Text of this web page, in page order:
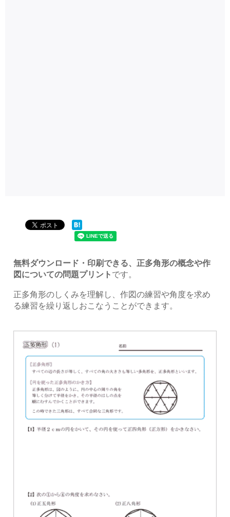
無料ダウンロード・印刷できる、正多角形の概念や作
図についての問題プリント です。
正多角形のしくみを理解し、作図の練習や角度を求め
る練習を繰り返しおこなうことができます。